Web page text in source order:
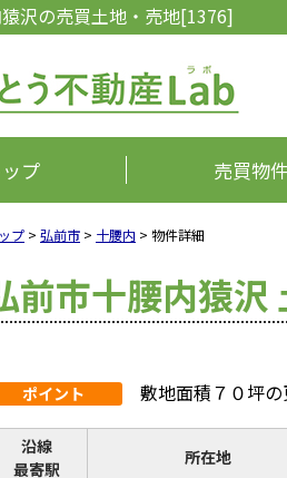
沢の売買土地・売地[1376]
ップ 売買物件
プ > 弘前市 > 十腰内 > 物件詳細
前市十腰内猿沢
ポイント 敷地面積７０坪
沿線
最寄駅
所在地